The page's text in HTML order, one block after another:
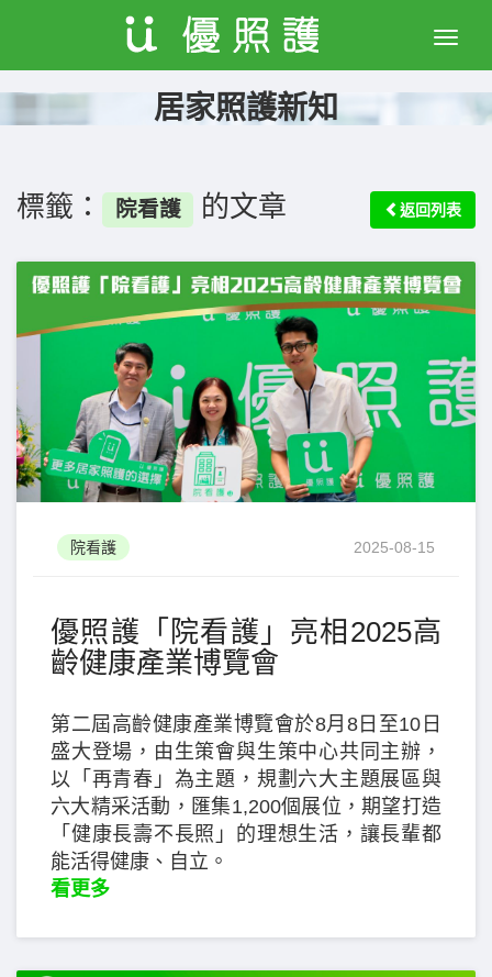
Toggle
居家照護新知
標籤： 院看護 的文章 返回列表
院看護 2025-08-15
優照護「院看護」亮相2025高
齡健康產業博覽會
第二屆高齡健康產業博覽會於8月8日至10日
盛大登場，由生策會與生策中心共同主辦，
以「再青春」為主題，規劃六大主題展區與
六大精采活動，匯集1,200個展位，期望打造
「健康長壽不長照」的理想生活，讓長輩都
能活得健康、自立。
看更多